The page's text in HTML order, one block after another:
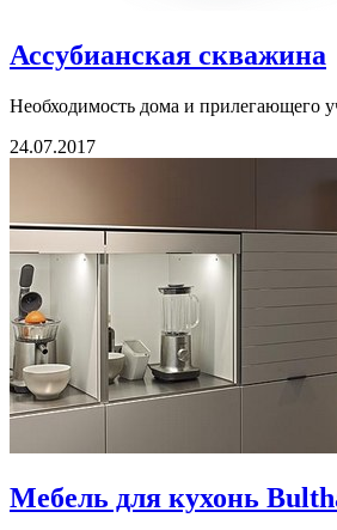
Ассубианская скважина
Необходимость дома и прилегающего
24.07.2017
Мебель для кухонь